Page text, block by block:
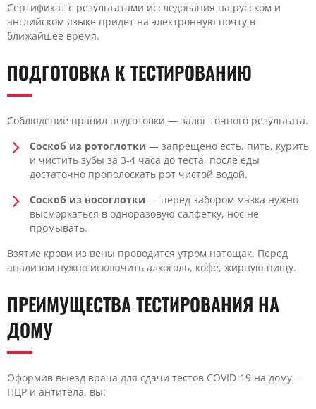
Сертификат с результатами исследования на русском и
английском языке придет на электронную почту в
ближайшее время.
ПОДГОТОВКА К ТЕСТИРОВАНИЮ
Соблюдение правил подготовки — залог точного результата.
Соскоб из ротоглотки — запрещено есть, пить, курить
и чистить зубы за 3-4 часа до теста, после еды
достаточно прополоскать рот чистой водой.
Соскоб из носоглотки — перед забором мазка нужно
высморкаться в одноразовую салфетку, нос не
промывать.
Взятие крови из вены проводится утром натощак. Перед
анализом нужно исключить алкоголь, кофе, жирную пищу.
ПРЕИМУЩЕСТВА ТЕСТИРОВАНИЯ НА
ДОМУ
Оформив выезд врача для сдачи тестов COVID-19 на дому —
ПЦР и антитела, вы: